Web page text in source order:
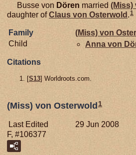
Busse von Dören married (Miss)
daughter ofClaus von Osterwold .1
Family (Miss) von
Child
Anna von
Citations
[S13] Worldroots.com.
(Miss) von Osterwold 1
Last Edited
29 Jun 2008
F, #106377